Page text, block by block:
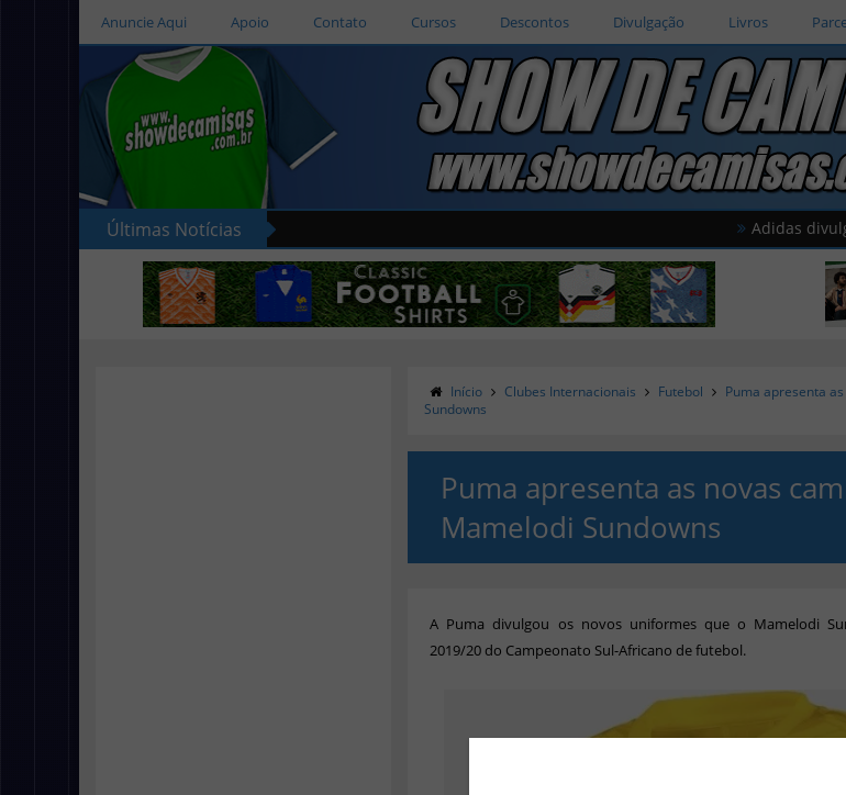
Anuncie Aqui Apoio Contato Cursos Descontos Divulgação Livros
Últimas Notícias Adidas divulga as
Início Clubes Internacionais Futebol
Puma apresenta
Sundowns
Puma apresenta as novas
Mamelodi Sundowns
A Puma divulgou os novos uniformes que o Mamelodi
2019/20 do Campeonato Sul-Africano de futebol.